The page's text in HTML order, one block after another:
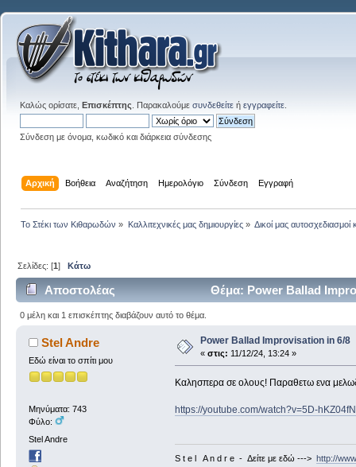
Καλώς ορίσατε, Επισκέπτης . Παρακαλούμε συνδεθείτε ή εγγραφείτε
Σύνδεση με όνομα, κωδικό και διάρκεια σύνδεσης
Αρχική Βοήθεια Αναζήτηση Ημερολόγιο Σύνδεση Εγγραφή
Το Στέκι των Κιθαρωδών » Καλλιτεχνικές μας δημιουργίες» Δικοί μας αυτοσχεδιασμοί
Σελίδες: [1]Κάτω
Αποστολέας Θέμα: Power Ballad
0 μέλη και 1 επισκέπτης διαβάζουν αυτό το θέμα.
Stel Andre
Εδώ είναι το σπίτι μου
Μηνύματα: 743
Φύλο:
Stel Andre
Power Ballad Improvisation in 6/8
« στις: 11/12/24, 13:24 »
Καλησπερα σε ολους! Παραθετω ενα
https://youtube.com/watch?v=5D-
S t e l A n d r e - Δείτε με εδώ ---> http://